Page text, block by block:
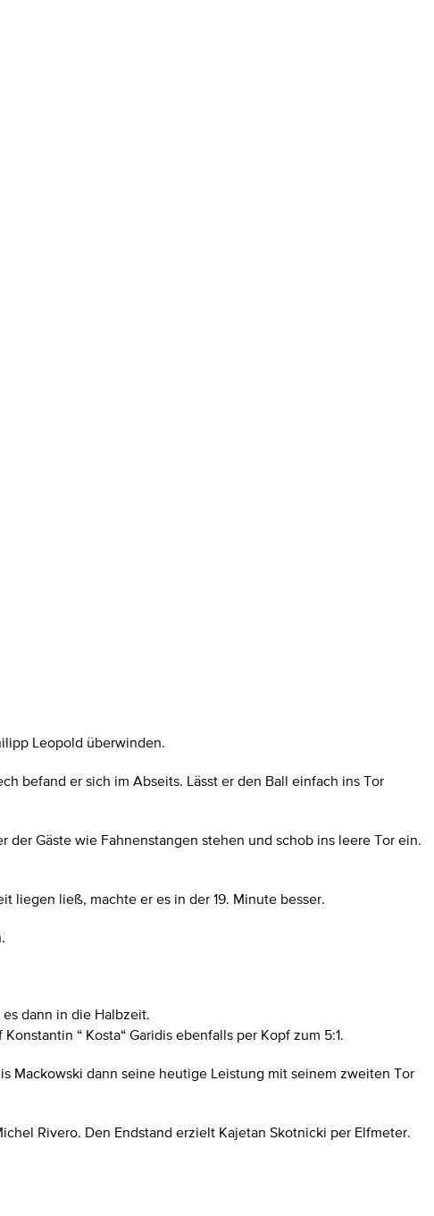
Leopold überwinden.
befand er sich im Abseits. Lässt er den Ball einfach ins Tor
Gäste wie Fahnenstangen stehen und schob ins leere Tor ein.
liegen ließ, machte er es in der 19. Minute besser.
dann in die Halbzeit.
“ Kosta“ Garidis ebenfalls per Kopf zum 5:1.
Mackowski dann seine heutige Leistung mit seinem zweiten Tor
Rivero. Den Endstand erzielt Kajetan Skotnicki per Elfmeter.